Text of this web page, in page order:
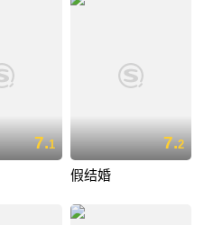
7.1 7.2
假结婚